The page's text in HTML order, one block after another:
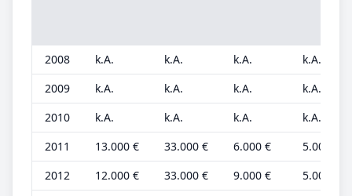
2008 k.A. k.A. k.A.
k.A.
2009
k.A. k.A. k.A.
k.A.
2010
k.A. k.A. k.A.
k.A.
2011
13.000 € 33.000 € 6.000 €
5.000 €
2012
12.000 € 33.000 € 9.000 €
5.000 €